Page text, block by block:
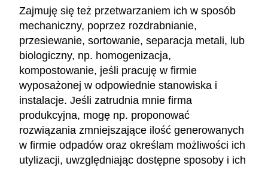
Zajmuję się też przetwarzaniem ich w sposób
mechaniczny, poprzez rozdrabnianie,
przesiewanie, sortowanie, separacja metali, lub
biologiczny, np. homogenizacja,
kompostowanie, jeśli pracuję w firmie
wyposażonej w odpowiednie stanowiska i
instalacje. Jeśli zatrudnia mnie firma
produkcyjna, mogę np. proponować
rozwiązania zmniejszające ilość generowanych
w firmie odpadów oraz określam możliwości ich
utylizacji, uwzględniając dostępne sposoby i ich